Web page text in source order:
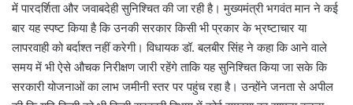
में पारदर्शिता और जवाबदेही सुनिश्चित की जा रही है। मुख्यमंत्री भगवंत मान ने कई
बार यह स्पष्ट किया है कि उनकी सरकार किसी भी प्रकार के भ्रष्टाचार या
लापरवाही को बर्दाश्त नहीं करेगी। विधायक डॉ. बलबीर सिंह ने कहा कि आने वाले
समय में भी ऐसे औचक निरीक्षण जारी रहेंगे ताकि यह सुनिश्चित किया जा सके कि
सरकारी योजनाओं का लाभ जमीनी स्तर पर पहुंच रहा है। उन्होंने जनता से अपील